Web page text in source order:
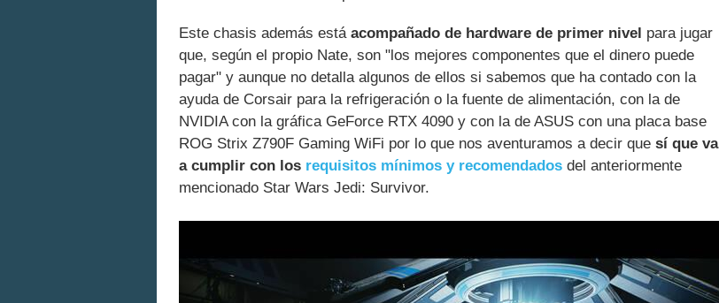
Este chasis además está acompañado de hardware de primer nivel para jugar
que, según el propio Nate, son "los mejores componentes que el dinero puede
pagar" y aunque no detalla algunos de ellos si sabemos que ha contado con la
ayuda de Corsair para la refrigeración o la fuente de alimentación, con la de
NVIDIA con la gráfica GeForce RTX 4090 y con la de ASUS con una placa base
ROG Strix Z790F Gaming WiFi por lo que nos aventuramos a decir que sí que va
a cumplir con los requisitos mínimos y recomendados del anteriormente
mencionado Star Wars Jedi: Survivor.